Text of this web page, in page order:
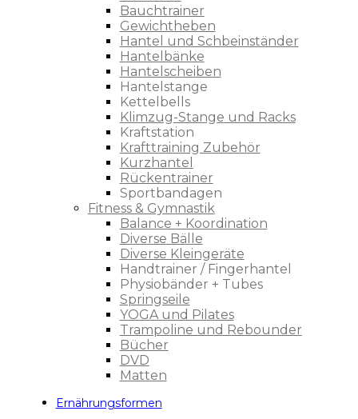
Bauchtrainer
Gewichtheben
Hantel und Schbeinständer
Hantelbänke
Hantelscheiben
Hantelstange
Kettelbells
Klimzug-Stange und Racks
Kraftstation
Krafttraining Zubehör
Kurzhantel
Rückentrainer
Sportbandagen
Fitness & Gymnastik
Balance + Koordination
Diverse Bälle
Diverse Kleingeräte
Handtrainer / Fingerhantel
Physiobänder + Tubes
Springseile
YOGA und Pilates
Trampoline und Rebounder
Bücher
DVD
Matten
Ernährungsformen